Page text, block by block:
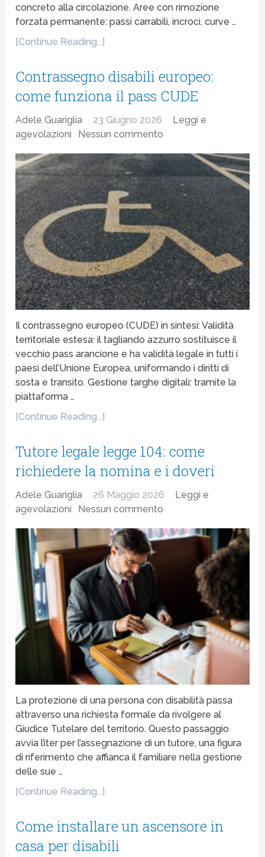
concreto alla circolazione. Aree con rimozione
forzata permanente: passi carrabili, incroci, curve …
[Continue Reading...]
Contrassegno disabili europeo:
come funziona il pass CUDE
Adele Guariglia 23 Giugno 2026
Leggi e
agevolazioni
Nessun commento
Il contrassegno europeo (CUDE) in sintesi: Validità
territoriale estesa: il tagliando azzurro sostituisce il
vecchio pass arancione e ha validità legale in tutti i
paesi dell’Unione Europea, uniformando i diritti di
sosta e transito. Gestione targhe digitali: tramite la
piattaforma …
[Continue Reading...]
Tutore legale legge 104: come
richiedere la nomina e i doveri
Adele Guariglia 26 Maggio 2026
Leggi e
agevolazioni
Nessun commento
La protezione di una persona con disabilità passa
attraverso una richiesta formale da rivolgere al
Giudice Tutelare del territorio. Questo passaggio
avvia l’iter per l’assegnazione di un tutore, una figura
di riferimento che affianca il familiare nella gestione
delle sue …
[Continue Reading...]
Come installare un ascensore in
casa per disabili